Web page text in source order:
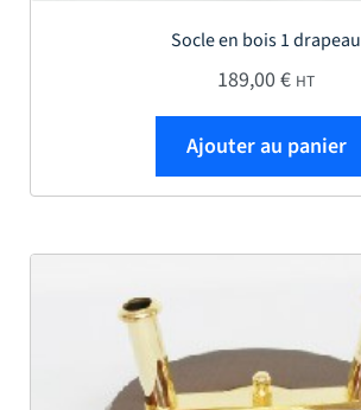
Socle en bois 1 drapeau
189,00€ HT
Ajouter au panier